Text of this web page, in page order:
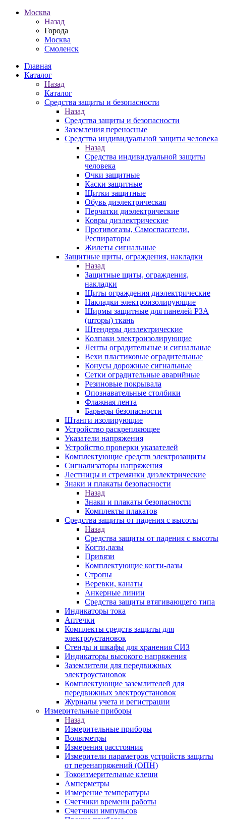
Москва
Назад
Города
Москва
Смоленск
Главная
Каталог
Назад
Каталог
Средства защиты и безопасности
Назад
Средства защиты и безопасности
Заземления переносные
Средства индивидуальной защиты человека
Назад
Средства индивидуальной защиты
человека
Очки защитные
Каски защитные
Щитки защитные
Обувь диэлектрическая
Перчатки диэлектрические
Ковры диэлектрические
Противогазы, Самоспасатели,
Респираторы
Жилеты сигнальные
Защитные щиты, ограждения, накладки
Назад
Защитные щиты, ограждения,
накладки
Щиты ограждения диэлектрические
Накладки электроизолирующие
Ширмы защитные для панелей РЗА
(шторы) ткань
Штендеры диэлектрические
Колпаки электроизолирующие
Ленты оградительные и сигнальные
Вехи пластиковые оградительные
Конусы дорожные сигнальные
Сетки оградительные аварийные
Резиновые покрывала
Опознавательные столбики
Флажная лента
Барьеры безопасности
Штанги изолирующие
Устройство раскрепляющее
Указатели напряжения
Устройство проверки указателей
Комплектующие средств электрозащиты
Сигнализаторы напряжения
Лестницы и стремянки диэлектрические
Знаки и плакаты безопасности
Назад
Знаки и плакаты безопасности
Комплекты плакатов
Средства защиты от падения с высоты
Назад
Средства защиты от падения с высоты
Когти,лазы
Привязи
Комплектующие когти-лазы
Стропы
Веревки, канаты
Анкерные линии
Средства защиты втягивающего типа
Индикаторы тока
Аптечки
Комплекты средств защиты для
электроустановок
Стенды и шкафы для хранения СИЗ
Индикаторы высокого напряжения
Заземлители для передвижных
электроустановок
Комплектующие заземлителей для
передвижных электроустановок
Журналы учета и регистрации
Измерительные приборы
Назад
Измерительные приборы
Вольтметры
Измерения расстояния
Измерители параметров устройств защиты
от перенапряжений (ОПН)
Токоизмерительные клещи
Амперметры
Измерение температуры
Счетчики времени работы
Счетчики импульсов